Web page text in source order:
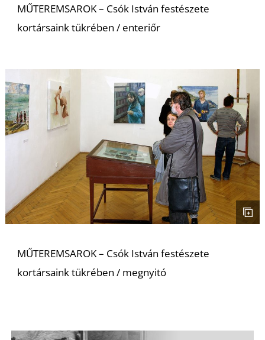
MŰTEREMSAROK – Csók István festészete
kortársaink tükrében / enteriőr
MŰTEREMSAROK – Csók István festészete
kortársaink tükrében / megnyitó